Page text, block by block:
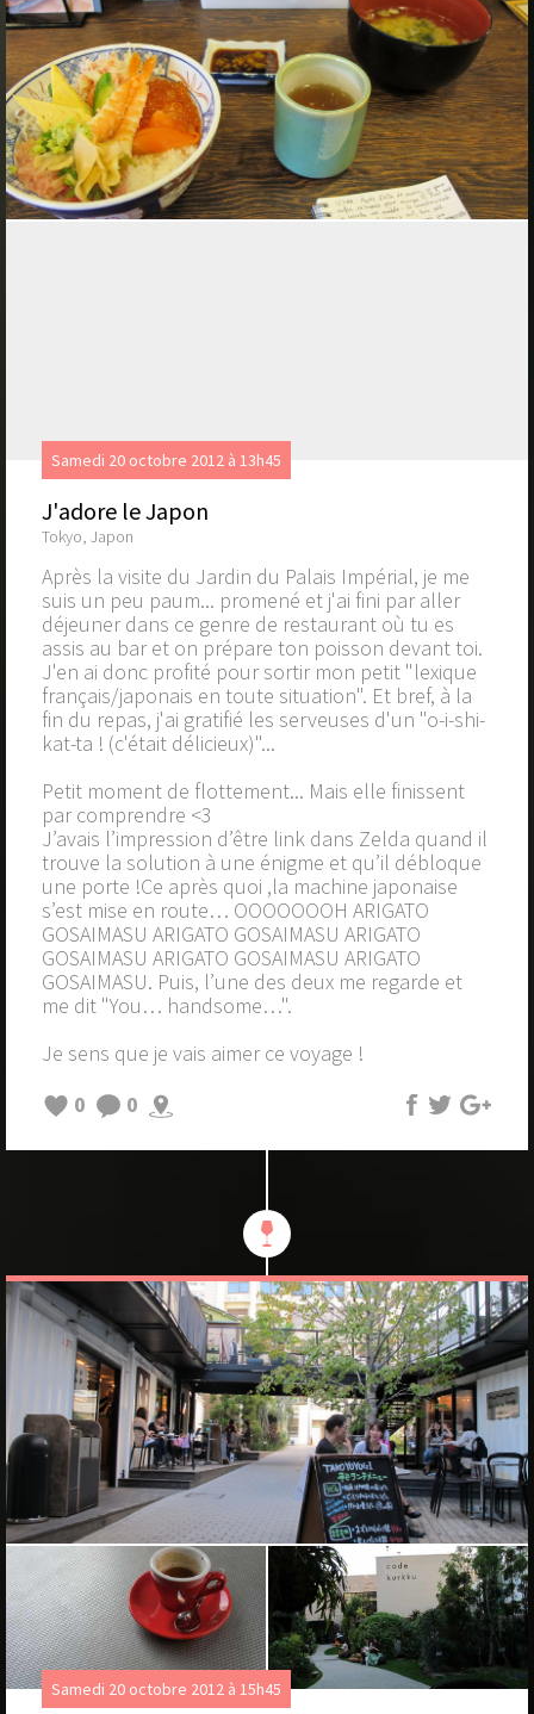
Samedi 20 octobre 2012 à 13h45
J'adore le Japon
Tokyo, Japon
Après la visite du Jardin du Palais Impérial, je me
suis un peu paum... promené et j'ai fini par aller
déjeuner dans ce genre de restaurant où tu es
assis au bar et on prépare ton poisson devant toi.
J'en ai donc profité pour sortir mon petit "lexique
français/japonais en toute situation". Et bref, à la
fin du repas, j'ai gratifié les serveuses d'un "o-i-shi-
kat-ta ! (c'était délicieux)"...
Petit moment de flottement... Mais elle finissent
par comprendre <3
J’avais l’impression d’être link dans Zelda quand il
trouve la solution à une énigme et qu’il débloque
une porte !Ce après quoi ,la machine japonaise
s’est mise en route… OOOOOOOH ARIGATO
GOSAIMASU ARIGATO GOSAIMASU ARIGATO
GOSAIMASU ARIGATO GOSAIMASU ARIGATO
GOSAIMASU. Puis, l’une des deux me regarde et
me dit "You… handsome…".
Je sens que je vais aimer ce voyage !
0
0
Samedi 20 octobre 2012 à 15h45